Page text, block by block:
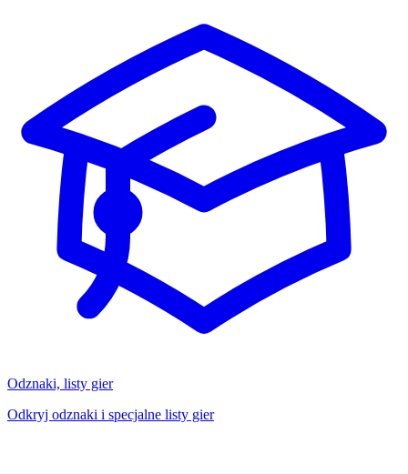
Odznaki, listy gier
Odkryj odznaki i specjalne listy gier